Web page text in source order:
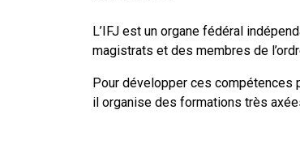
L’IFJ est un organe fédéral
magistrats et des membres de
Pour développer ces compétences
il organise des formations très